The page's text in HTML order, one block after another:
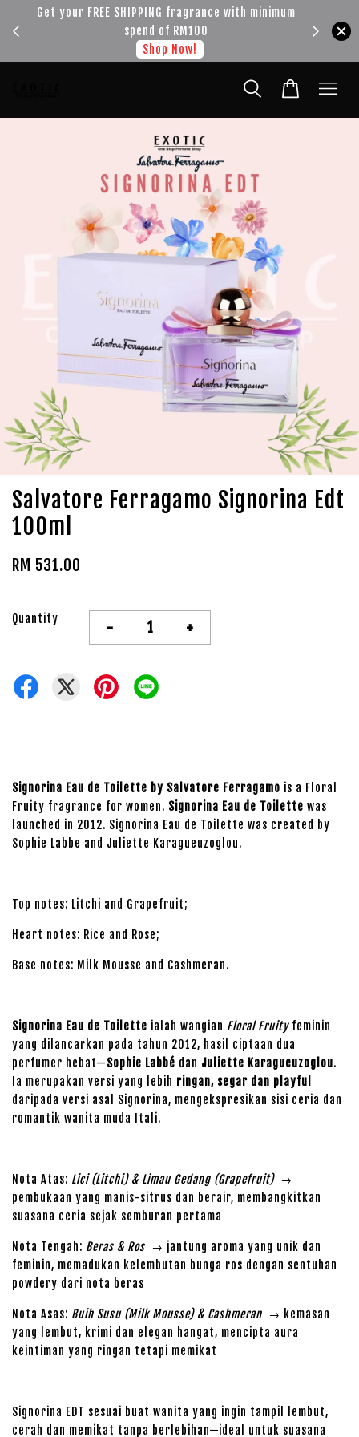
Get your FREE SHIPPING fragrance with minimum
spend of RM100
Shop Now!
Salvatore Ferragamo Signorina Edt
100ml
RM 531.00
Quantity - +
Signorina Eau de Toilette by Salvatore Ferragamo is a Floral
Fruity fragrance for women. Signorina Eau de Toilette was
launched in 2012. Signorina Eau de Toilette was created by
Sophie Labbe and Juliette Karagueuzoglou.
Top notes: Litchi and Grapefruit;
Heart notes: Rice and Rose;
Base notes: Milk Mousse and Cashmeran.
Signorina Eau de Toilette ialah wangian Floral Fruityfeminin
yang dilancarkan pada tahun 2012, hasil ciptaan dua
perfumer hebat—Sophie Labbé dan Juliette Karagueuzoglou.
Ia merupakan versi yang lebih ringan, segar dan playful
daripada versi asal Signorina, mengekspresikan sisi ceria dan
romantik wanita muda Itali.
Nota Atas: Lici (Litchi) & Limau Gedang (Grapefruit)→
pembukaan yang manis-sitrus dan berair, membangkitkan
suasana ceria sejak semburan pertama
Nota Tengah: Beras & Ros → jantung aroma yang unik dan
feminin, memadukan kelembutan bunga ros dengan sentuhan
powdery dari nota beras
Nota Asas: Buih Susu (Milk Mousse) & Cashmeran → kemasan
yang lembut, krimi dan elegan hangat, mencipta aura
keintiman yang ringan tetapi memikat
Signorina EDT sesuai buat wanita yang ingin tampil lembut,
cerah dan memikat tanpa berlebihan—ideal untuk suasana